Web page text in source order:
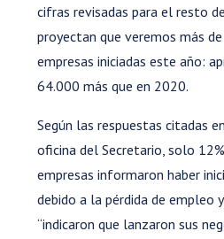
cifras revisadas para el resto
proyectan que veremos más
empresas iniciadas este año:
64.000 más que en 2020.
Según las respuestas citadas
oficina del Secretario, solo
empresas informaron haber
debido a la pérdida de empleo
“indicaron que lanzaron sus